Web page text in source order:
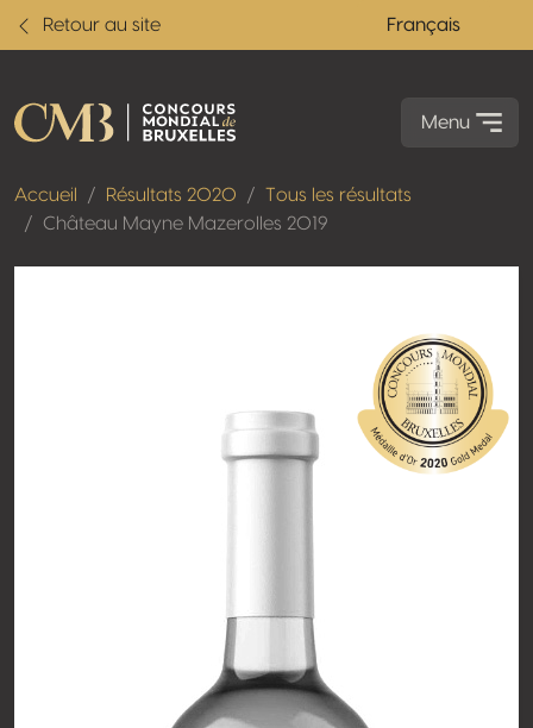
Retour au site Français
Menu
Accueil Résultats 2020
Tous les résultats
Château Mayne Mazerolles 2019